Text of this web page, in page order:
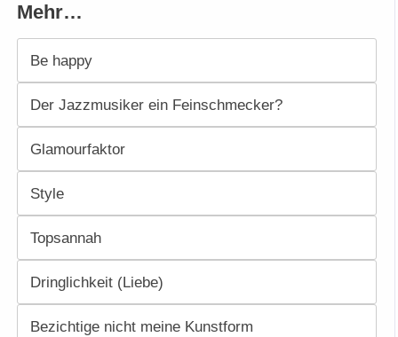
Mehr…
Be happy
Der Jazzmusiker ein Feinschmecker?
Glamourfaktor
Style
Topsannah
Dringlichkeit (Liebe)
Bezichtige nicht meine Kunstform